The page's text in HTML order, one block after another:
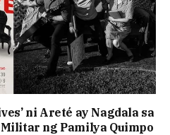
ni Areté ay Nagdala sa
ng Pamilya Quimpo